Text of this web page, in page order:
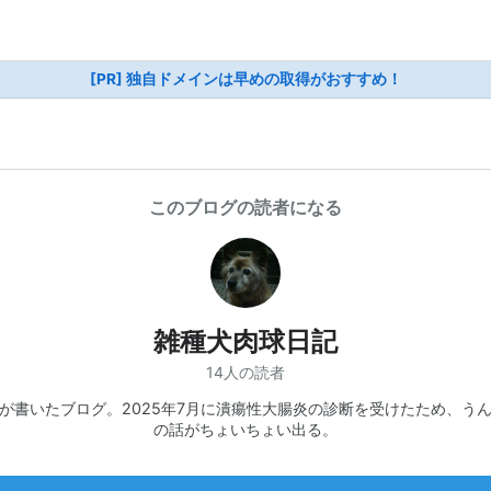
[PR] 独自ドメインは早めの取得がおすすめ！
このブログの読者になる
雑種犬肉球日記
14人の読者
書いたブログ。2025年7月に潰瘍性大腸炎の診断を受けたため、う
の話がちょいちょい出る。